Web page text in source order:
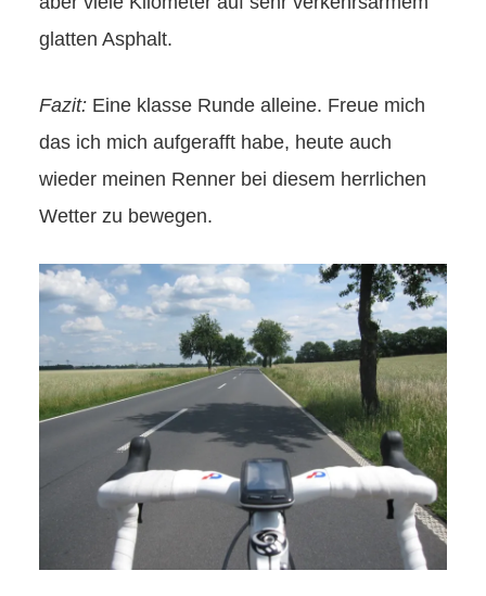
glatten Asphalt.
Fazit: Eine klasse Runde alleine. Freue mich
das ich mich aufgerafft habe, heute auch
wieder meinen Renner bei diesem herrlichen
Wetter zu bewegen.